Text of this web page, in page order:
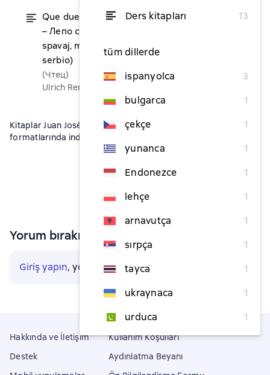
Ders kitapları
13
tüm dillerde
ispanyolca
3
bulgarca
1
çekçe
1
yunanca
1
Endonezce
1
lehçe
1
arnavutça
1
sırpça
1
tayca
1
ukraynaca
1
urduca
1
Que duermas bien, pequeño lobo
– Лепо спавај, мали вуче / Lepo
spavaj, mali vuče (español –
serbio)
(Чтец)
Ulrich Renz
itibaren ₺274,04
Kitaplar Juan José Moritz Martinez fb2, txt, epub, pdf
formatlarında indirilebilir ya da çevrimiçi okunabilir.
Yorum bırakın
Giriş yapın, yorum yapmak için
Hakkında ve İletişim
Destek
Kullanım Koşulları
Aydınlatma Beyanı